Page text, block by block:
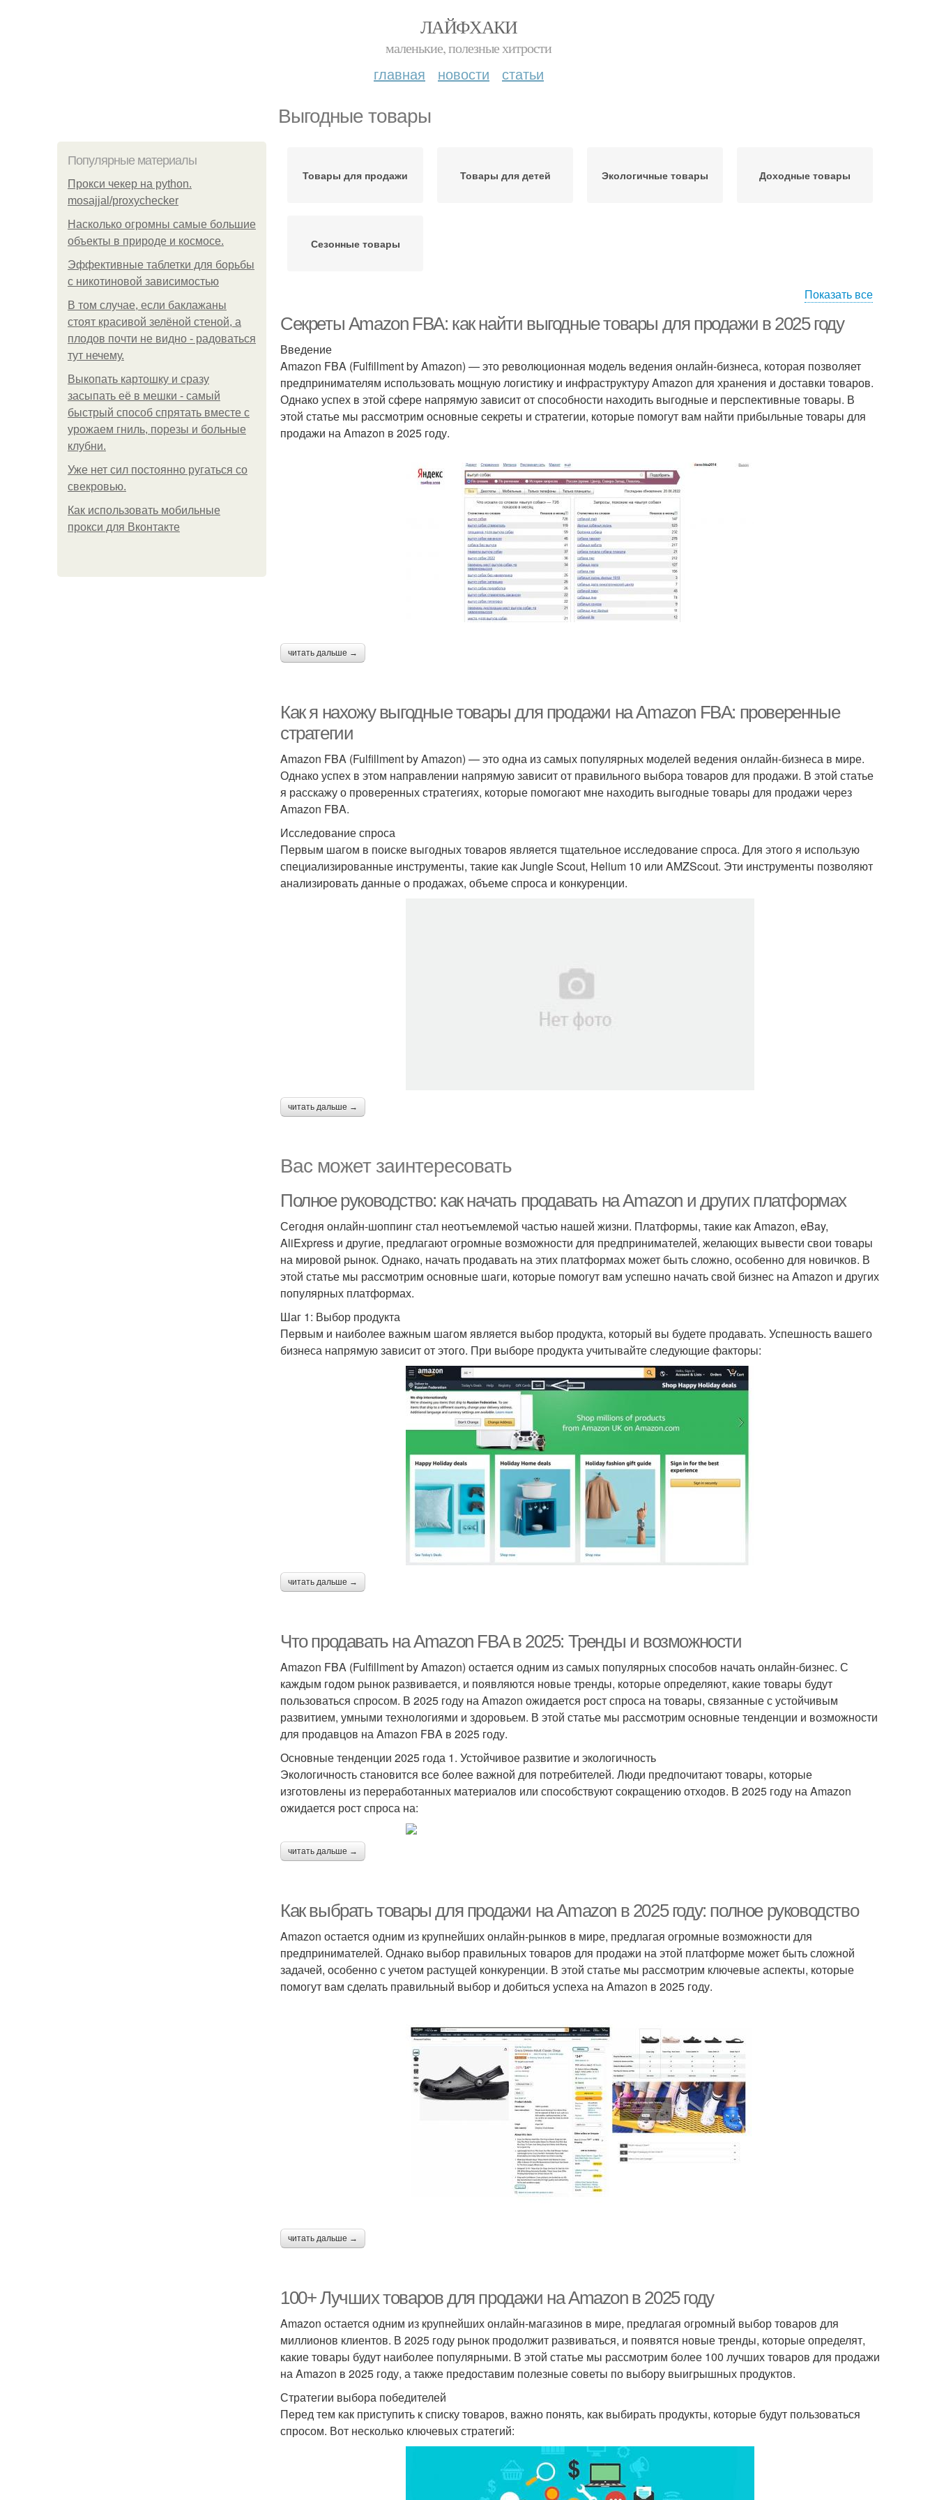
ЛАЙФХАКИ
маленькие, полезные хитрости
главная новости статьи
Выгодные товары
Популярные материалы
Прокси чекер на python.
mosajjal/proxychecker
Насколько огромны самые большие
объекты в природе и космосе.
Эффективные таблетки для борьбы
с никотиновой зависимостью
В том случае, если баклажаны
стоят красивой зелёной стеной, а
плодов почти не видно - радоваться
тут нечему.
Выкопать картошку и сразу
засыпать её в мешки - самый
быстрый способ спрятать вместе с
урожаем гниль, порезы и больные
клубни.
Уже нет сил постоянно ругаться со
свекровью.
Как использовать мобильные
прокси для Вконтакте
Товары для продажи Товары для детей Экологичные товары Доходные товары
Сезонные товары
Показать все
Секреты Amazon FBA: как найти выгодные товары для продажи в 2025 году
Введение
Amazon FBA (Fulfillment by Amazon) — это революционная модель ведения онлайн-бизнеса, которая позволяет
предпринимателям использовать мощную логистику и инфраструктуру Amazon для хранения и доставки товаров.
Однако успех в этой сфере напрямую зависит от способности находить выгодные и перспективные товары. В
этой статье мы рассмотрим основные секреты и стратегии, которые помогут вам найти прибыльные товары для
продажи на Amazon в 2025 году.
читать дальше →
Как я нахожу выгодные товары для продажи на Amazon FBA: проверенные
стратегии
Amazon FBA (Fulfillment by Amazon) — это одна из самых популярных моделей ведения онлайн-бизнеса в мире.
Однако успех в этом направлении напрямую зависит от правильного выбора товаров для продажи. В этой статье
я расскажу о проверенных стратегиях, которые помогают мне находить выгодные товары для продажи через
Amazon FBA.
Исследование спроса
Первым шагом в поиске выгодных товаров является тщательное исследование спроса. Для этого я использую
специализированные инструменты, такие как Jungle Scout, Helium 10 или AMZScout. Эти инструменты позволяют
анализировать данные о продажах, объеме спроса и конкуренции.
читать дальше →
Вас может заинтересовать
Полное руководство: как начать продавать на Amazon и других платформах
Сегодня онлайн-шоппинг стал неотъемлемой частью нашей жизни. Платформы, такие как Amazon, eBay,
AliExpress и другие, предлагают огромные возможности для предпринимателей, желающих вывести свои товары
на мировой рынок. Однако, начать продавать на этих платформах может быть сложно, особенно для новичков. В
этой статье мы рассмотрим основные шаги, которые помогут вам успешно начать свой бизнес на Amazon и других
популярных платформах.
Шаг 1: Выбор продукта
Первым и наиболее важным шагом является выбор продукта, который вы будете продавать. Успешность вашего
бизнеса напрямую зависит от этого. При выборе продукта учитывайте следующие факторы:
читать дальше →
Что продавать на Amazon FBA в 2025: Тренды и возможности
Amazon FBA (Fulfillment by Amazon) остается одним из самых популярных способов начать онлайн-бизнес. С
каждым годом рынок развивается, и появляются новые тренды, которые определяют, какие товары будут
пользоваться спросом. В 2025 году на Amazon ожидается рост спроса на товары, связанные с устойчивым
развитием, умными технологиями и здоровьем. В этой статье мы рассмотрим основные тенденции и возможности
для продавцов на Amazon FBA в 2025 году.
Основные тенденции 2025 года 1. Устойчивое развитие и экологичность
Экологичность становится все более важной для потребителей. Люди предпочитают товары, которые
изготовлены из переработанных материалов или способствуют сокращению отходов. В 2025 году на Amazon
ожидается рост спроса на:
читать дальше →
Как выбрать товары для продажи на Amazon в 2025 году: полное руководство
Amazon остается одним из крупнейших онлайн-рынков в мире, предлагая огромные возможности для
предпринимателей. Однако выбор правильных товаров для продажи на этой платформе может быть сложной
задачей, особенно с учетом растущей конкуренции. В этой статье мы рассмотрим ключевые аспекты, которые
помогут вам сделать правильный выбор и добиться успеха на Amazon в 2025 году.
читать дальше →
100+ Лучших товаров для продажи на Amazon в 2025 году
Amazon остается одним из крупнейших онлайн-магазинов в мире, предлагая огромный выбор товаров для
миллионов клиентов. В 2025 году рынок продолжит развиваться, и появятся новые тренды, которые определят,
какие товары будут наиболее популярными. В этой статье мы рассмотрим более 100 лучших товаров для продажи
на Amazon в 2025 году, а также предоставим полезные советы по выбору выигрышных продуктов.
Стратегии выбора победителей
Перед тем как приступить к списку товаров, важно понять, как выбирать продукты, которые будут пользоваться
спросом. Вот несколько ключевых стратегий: